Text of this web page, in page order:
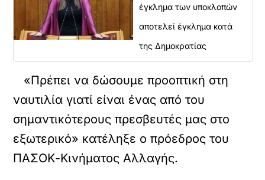
έγκλημα των υποκλοπών
αποτελεί έγκλημα κατά
της Δημοκρατίας
«Πρέπει να δώσουμε προοπτική στη
ναυτιλία γιατί είναι ένας από του
σημαντικότερους πρεσβευτές μας στο
εξωτερικό» κατέληξε ο πρόεδρος του
ΠΑΣΟΚ-Κινήματος Αλλαγής.